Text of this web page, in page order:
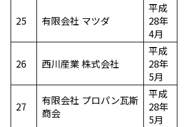
25 有限会社 マツダ
平成
28年
4月
26 西川産業 株式会社
平成
28年
5月
27
有限会社 プロパン瓦斯
商会
平成
28年
5月